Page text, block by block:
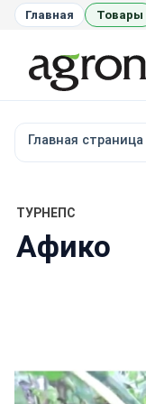
Главная Товары
Главная страница
ТУРНЕПС
Афико